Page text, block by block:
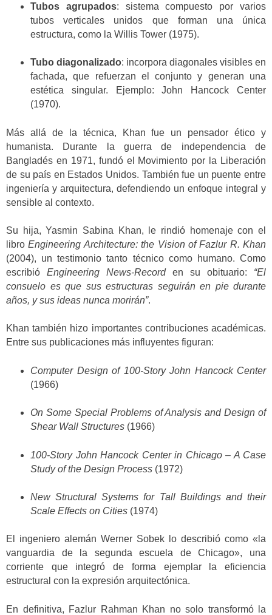
Tubos agrupados: sistema compuesto por varios
tubos verticales unidos que forman una única
estructura, como la Willis Tower (1975).
Tubo diagonalizado: incorpora diagonales visibles en
fachada, que refuerzan el conjunto y generan una
estética singular. Ejemplo: John Hancock Center
(1970).
Más allá de la técnica, Khan fue un pensador ético y
humanista. Durante la guerra de independencia de
Bangladés en 1971, fundó el Movimiento por la Liberación
de su país en Estados Unidos. También fue un puente entre
ingeniería y arquitectura, defendiendo un enfoque integral y
sensible al contexto.
Su hija, Yasmin Sabina Khan, le rindió homenaje con el
libroEngineering Architecture: the Vision of Fazlur R. Khan
(2004), un testimonio tanto técnico como humano. Como
escribió Engineering News-Recorden su obituario: “El
consuelo es que sus estructuras seguirán en pie durante
años, y sus ideas nunca morirán”.
Khan también hizo importantes contribuciones académicas.
Entre sus publicaciones más influyentes figuran:
Computer Design of 100-Story John Hancock Center
(1966)
On Some Special Problems of Analysis and Design of
Shear Wall Structures (1966)
100-Story John Hancock Center in Chicago – A Case
Study of the Design Process (1972)
New Structural Systems for Tall Buildings and their
Scale Effects on Cities (1974)
El ingeniero alemán Werner Sobek lo describió como «la
vanguardia de la segunda escuela de Chicago», una
corriente que integró de forma ejemplar la eficiencia
estructural con la expresión arquitectónica.
En definitiva, Fazlur Rahman Khan no solo transformó la